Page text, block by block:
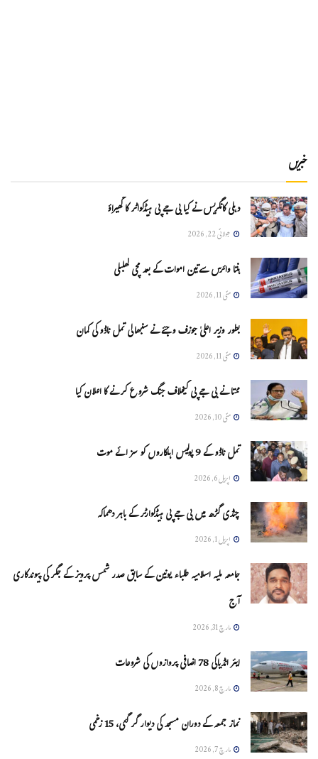
خبریں
دہلی کانگریس نے کیا بی جے پی ہیڈکواٹر کا گھیراؤ
جولائی 22, 2026
ہنتا وائرس سےتین اموات کے بعد مچی کھلبلی
مئی 11, 2026
بطور وزیر اعلیٰ جوزف وجئے نے سنبھالی تمل ناڈو کی کمان
مئی 11, 2026
ممتا نے بی جے پی کیخلاف جنگ شروع کرنے کا اعلان کیا
مئی 10, 2026
تمل ناڈو کے 9 پولیس اہلکاروں کو سزائے موت
اپریل 6, 2026
چنڈی گڑھ میں بی جے پی ہیڈکوارٹر کے باہر دھماکہ
اپریل 1, 2026
جامعہ ملیہ اسلامیہ طلباء یونین کے سابق صدر شمس پرویز کے جگر کی پیوندکاری
آج
مارچ 31, 2026
ایئر انڈیاکی 78 اضافی پروازوں کی شروعات
مارچ 8, 2026
نماز جمعہ کے دوران مسجد کی دیوار گر گئی، 15 زخمی
مارچ 7, 2026